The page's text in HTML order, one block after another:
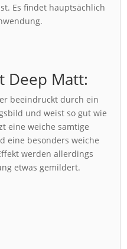
Es findet hauptsächlich
Deep Matt:
beeindruckt durch ein
und weist so gut wie
eine weiche samtige
eine besonders weiche
werden allerdings
etwas gemildert.